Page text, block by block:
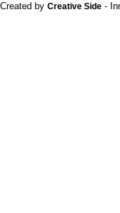
Created by Creative Side -